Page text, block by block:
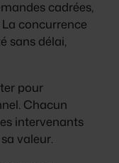
cadrées,
concurrence
sans délai,
pour
Chacun
intervenants
valeur.